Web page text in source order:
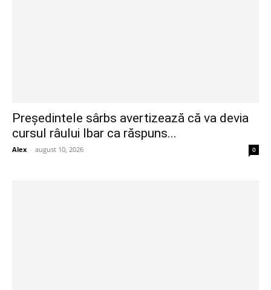
Președintele sârbs avertizează că va devia
cursul râului Ibar ca răspuns...
Alex - august 10, 2026 0